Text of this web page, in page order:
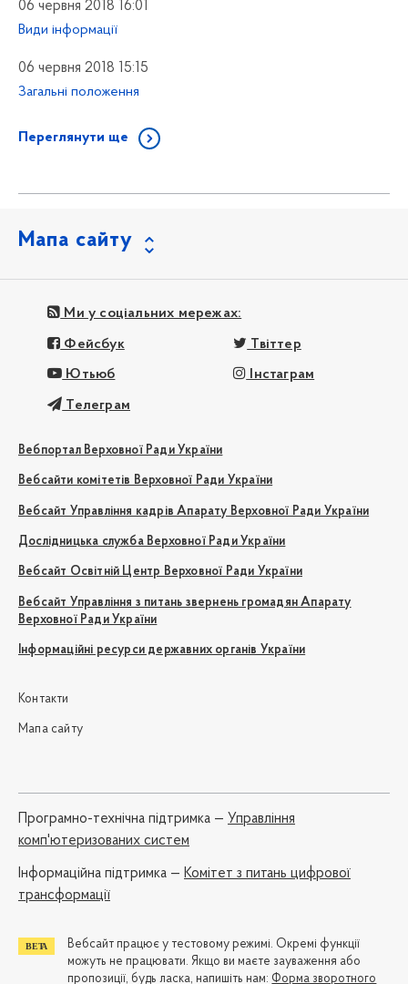
06 червня 2018 16:01
Види інформації
06 червня 2018 15:15
Загальні положення
Переглянути ще
Мапа сайту
Ми у соціальних мережах:
Фейсбук Твіттер
Ютьюб Інстаграм
Телеграм
Вебпортал Верховної Ради України
Вебсайти комітетів Верховної Ради України
Вебсайт Управління кадрів Апарату Верховної Ради України
Дослідницька служба Верховної Ради України
Вебсайт Освітній Центр Верховної Ради України
Вебсайт Управління з питань звернень громадян Апарату
Верховної Ради України
Інформаційні ресурси державних органів України
Контакти
Мапа сайту
Програмно-технічна підтримка — Управління
комп'ютеризованих систем
Iнформаційна підтримка — Комітет з питань цифрової
трансформації
Вебсайт працює у тестовому режимі. Окремі функції
можуть не працювати. Якщо ви маєте зауваження або
пропозиції, будь ласка, напишіть нам: Форма зворотного